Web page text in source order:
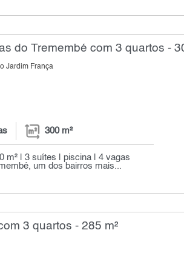
do Tremembé com 3 quartos -
Jardim França
300 m²
m² | 3 suítes | piscina | 4 vagas
um dos bairros mais...
3 quartos - 285 m²